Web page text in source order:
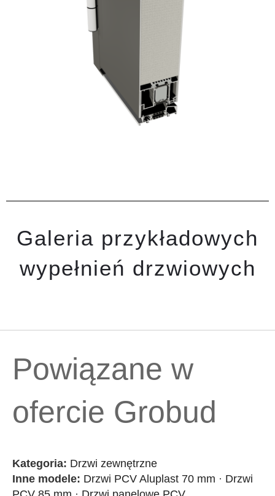
Galeria przykładowych
wypełnień drzwiowych
Powiązane w
ofercie Grobud
Kategoria: Drzwi zewnętrzne
Inne modele: Drzwi PCV Aluplast 70 mm · Drzwi